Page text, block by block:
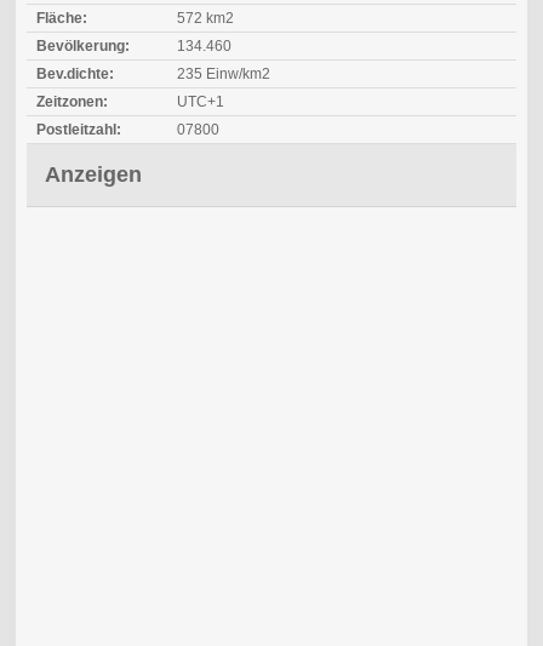
Fläche:
572 km2
Bevölkerung:
134.460
Bev.dichte:
235 Einw/km2
Zeitzonen:
UTC+1
Postleitzahl:
07800
Anzeigen